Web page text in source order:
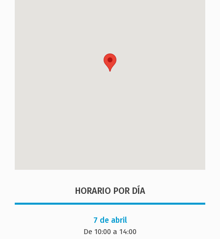
HORARIO POR DÍA
7 de abril
De 10:00 a 14:00